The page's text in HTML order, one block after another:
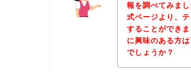
報を調べてみま
式ページより、
することができ
に興味のある方
でしょうか？